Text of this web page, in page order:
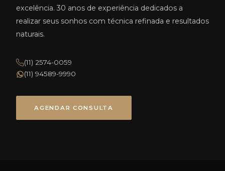
excelência. 30 anos de experiência dedicados a
realizar seus sonhos com técnica refinada e resultados
naturais.
(11) 2574-0059
(11) 94589-9990
AGENDAR CONSULTA